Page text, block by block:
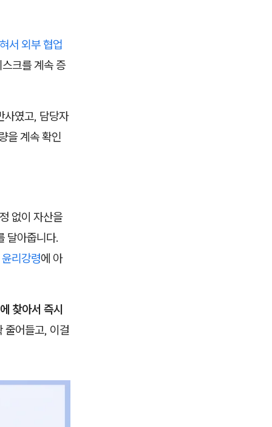
서 외부 협업
크를 계속 증
였고, 담당자
을 계속 확인
없이 자산을
달아줍니다.
리강령에 아
찾아서 즉시
줄어들고, 이걸